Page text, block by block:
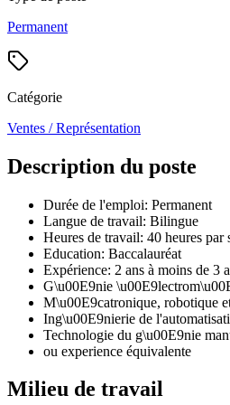
Permanent
Catégorie
Ventes / Représentation
Description du poste
Durée de l'emploi: Permanent
Langue de travail: Bilingue
Heures de travail: 40 heures par
Education: Baccalauréat
Expérience: 2 ans à moins de 3
G\u00E9nie
M\u00E9catronique, robotique
Ing\u00E9nierie de
Technologie du g\u00E9nie
ou experience équivalente
Milieu de travail